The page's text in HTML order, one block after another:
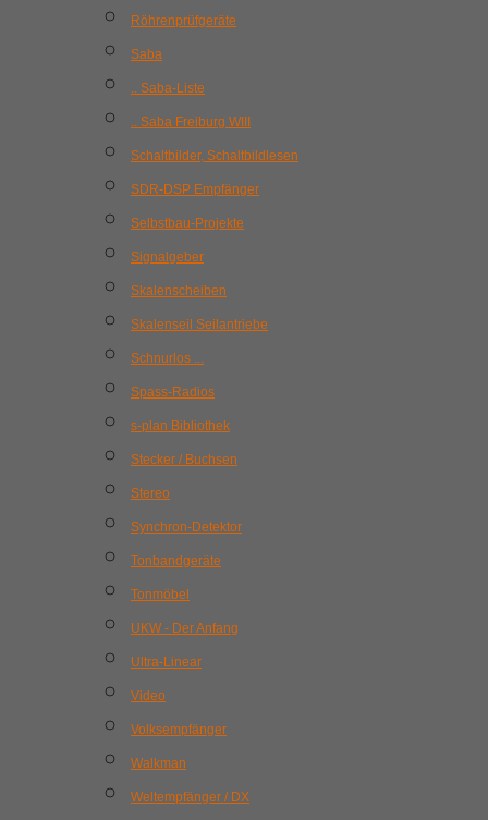
Röhrenprüfgeräte
Saba
.. Saba-Liste
.. Saba Freiburg WIII
Schaltbilder, Schaltbildlesen
SDR-DSP Empfänger
Selbstbau-Projekte
Signalgeber
Skalenscheiben
Skalenseil Seilantriebe
Schnurlos ...
Spass-Radios
s-plan Bibliothek
Stecker / Buchsen
Stereo
Synchron-Detektor
Tonbandgeräte
Tonmöbel
UKW - Der Anfang
Ultra-Linear
Video
Volksempfänger
Walkman
Weltempfänger / DX